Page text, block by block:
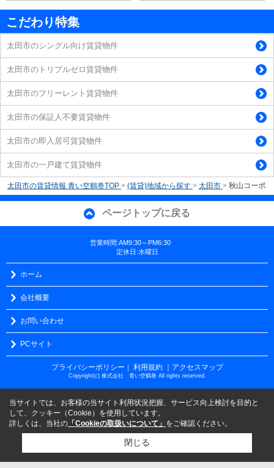
こだわり特集
太田市のシングル向け賃貸物件
太田市のトリプルゼロ賃貸物件
太田市のフリーレント賃貸物件
太田市の保証人不要賃貸物件
太田市の即入居可賃貸物件
太田市の一戸建て賃貸物件
太田市の賃貸情報 青い空鶴巻TOP > (賃貸)地域から探す > 太田市 > 秋山コーポ
ページトップに戻る
営業時間:AM9:30～PM6:30
定休日:水曜日
ホーム
会社概要
お問い合わせ
PCサイト
プライバシーポリシー 利用規約 ｜アクセスマップ
Copyright(c) 株式会社 青い空鶴巻 All rights reserved.
当サイトでは、お客様の当サイト利用状況把握、サービス向上検討を目的と
して、クッキー（Cookie）を使用しています。
詳しくは、当社の 「Cookieの取扱いについて」 をご確認ください。
閉じる